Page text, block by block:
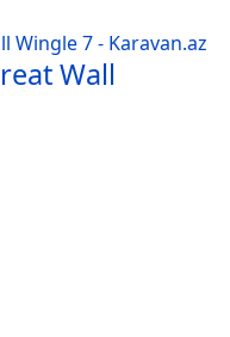
Wall